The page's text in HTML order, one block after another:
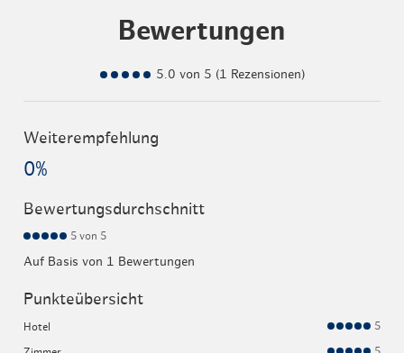
Bewertungen
5.0 von 5 (1 Rezensionen)
Weiterempfehlung
0%
Bewertungsdurchschnitt
5 von 5
Auf Basis von 1 Bewertungen
Punkteübersicht
Hotel 5